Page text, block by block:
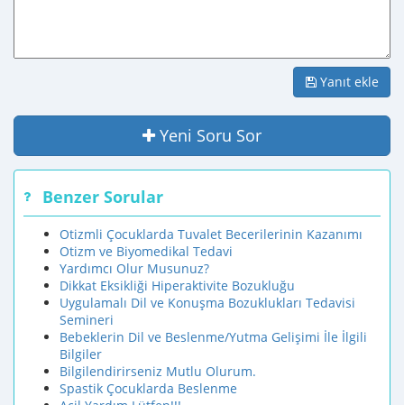
Yanıt ekle
Yeni Soru Sor
Benzer Sorular
Otizmli Çocuklarda Tuvalet Becerilerinin Kazanımı
Otizm ve Biyomedikal Tedavi
Yardımcı Olur Musunuz?
Dikkat Eksikliği Hiperaktivite Bozukluğu
Uygulamalı Dil ve Konuşma Bozuklukları Tedavisi
Semineri
Bebeklerin Dil ve Beslenme/Yutma Gelişimi İle İlgili
Bilgiler
Bilgilendirirseniz Mutlu Olurum.
Spastik Çocuklarda Beslenme